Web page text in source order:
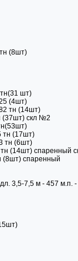
(8шт)
шт)
(4шт)
тн (14шт)
(37шт) скл №2
тн (17шт)
тн (6шт)
(14шт) спаренный
(8шт) спаренный
3,5-7,5 м - 457 м.п.